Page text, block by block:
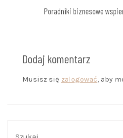
Poradniki biznesowe
Dodaj komentarz
Musisz się zalogować, aby